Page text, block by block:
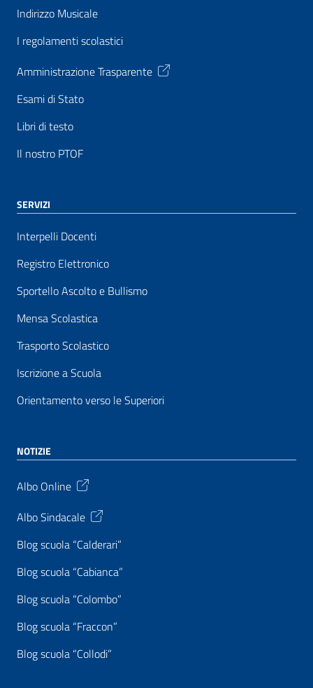
Indirizzo Musicale
I regolamenti scolastici
Amministrazione Trasparente
Esami di Stato
Libri di testo
Il nostro PTOF
SERVIZI
Interpelli Docenti
Registro Elettronico
Sportello Ascolto e Bullismo
Mensa Scolastica
Trasporto Scolastico
Iscrizione a Scuola
Orientamento verso le Superiori
NOTIZIE
Albo Online
Albo Sindacale
Blog scuola “Calderari”
Blog scuola “Cabianca”
Blog scuola “Colombo”
Blog scuola “Fraccon”
Blog scuola “Collodi”